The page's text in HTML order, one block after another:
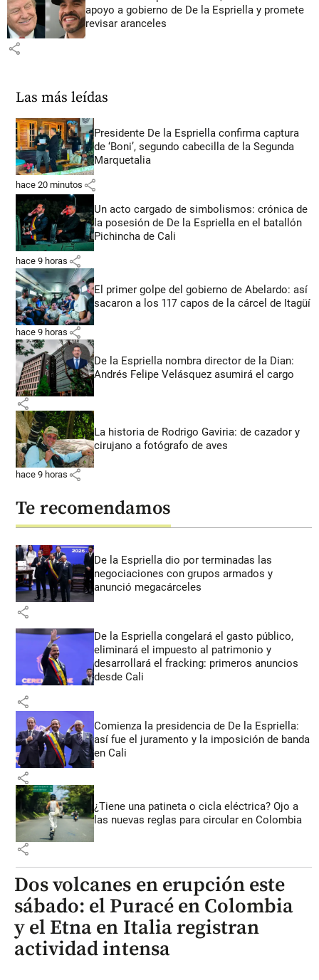
apoyo a gobierno de De la Espriella y promete
revisar aranceles
share
Las más leídas
Presidente De la Espriella confirma captura
de ‘Boni’, segundo cabecilla de la Segunda
Marquetalia
hace 20 minutos share
Un acto cargado de simbolismos: crónica de
la posesión de De la Espriella en el batallón
Pichincha de Cali
hace 9 horas share
El primer golpe del gobierno de Abelardo: así
sacaron a los 117 capos de la cárcel de Itagüí
hace 9 horas share
De la Espriella nombra director de la Dian:
Andrés Felipe Velásquez asumirá el cargo
share
La historia de Rodrigo Gaviria: de cazador y
cirujano a fotógrafo de aves
hace 9 horas share
Te recomendamos
De la Espriella dio por terminadas las
negociaciones con grupos armados y
anunció megacárceles
share
De la Espriella congelará el gasto público,
eliminará el impuesto al patrimonio y
desarrollará el fracking: primeros anuncios
desde Cali
share
Comienza la presidencia de De la Espriella:
así fue el juramento y la imposición de banda
en Cali
share
¿Tiene una patineta o cicla eléctrica? Ojo a
las nuevas reglas para circular en Colombia
share
Dos volcanes en erupción este
sábado: el Puracé en Colombia
y el Etna en Italia registran
actividad intensa